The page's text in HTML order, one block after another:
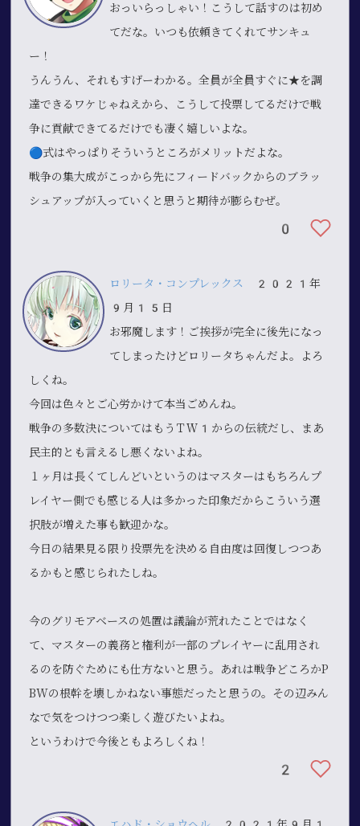
おっいらっしゃい！こうして話すのは初め
てだな。いつも依頼きてくれてサンキュ
ー！
うんうん、それもすげーわかる。全員が全員すぐに★を調
達できるワケじゃねえから、こうして投票してるだけで戦
争に貢献できてるだけでも凄く嬉しいよな。
🔵式はやっぱりそういうところがメリットだよな。
戦争の集大成がこっから先にフィードバックからのブラッ
シュアップが入っていくと思うと期待が膨らむぜ。
0
ロリータ・コンプレックス
2021年
9月15日
お邪魔します！ご挨拶が完全に後先になっ
てしまったけどロリータちゃんだよ。よろ
しくね。
今回は色々とご心労かけて本当ごめんね。
戦争の多数決についてはもうＴＷ1からの伝統だし、まあ
民主的とも言えるし悪くないよね。
１ヶ月は長くてしんどいというのはマスターはもちろんプ
レイヤー側でも感じる人は多かった印象だからこういう選
択肢が増えた事も歓迎かな。
今日の結果見る限り投票先を決める自由度は回復しつつあ
るかもと感じられたしね。
今のグリモアベースの処置は議論が荒れたことではなく
て、マスターの義務と権利が一部のプレイヤーに乱用され
るのを防ぐためにも仕方ないと思う。あれは戦争どころかP
BWの根幹を壊しかねない事態だったと思うの。その辺みん
なで気をつけつつ楽しく遊びたいよね。
というわけで今後ともよろしくね！
2